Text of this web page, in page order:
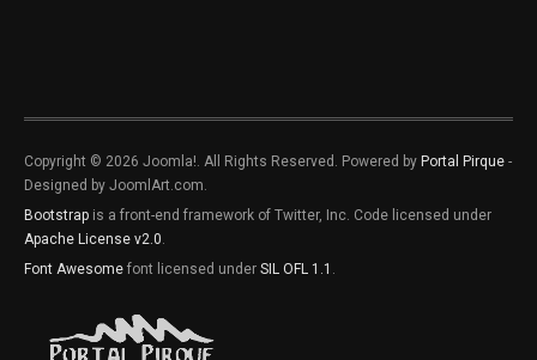
Copyright © 2026 Joomla!. All Rights Reserved. Powered by Portal Pirque -
Designed by JoomlArt.com.
Bootstrap is a front-end framework of Twitter, Inc. Code licensed under
Apache License v2.0.
Font Awesome font licensed under SIL OFL 1.1 .